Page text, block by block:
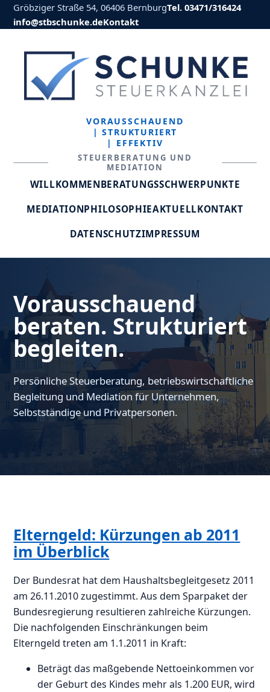
Gröbziger Straße 54, 06406 BernburgTel. 03471/316424
info@stbschunke.deKontakt
VORAUSSCHAUEND
| STRUKTURIERT
| EFFEKTIV
STEUERBERATUNG UND
MEDIATION
WILLKOMMENBERATUNGSSCHWERPUNKTE
MEDIATIONPHILOSOPHIEAKTUELLKONTAKT
DATENSCHUTZIMPRESSUM
Vorausschauend
beraten. Strukturiert
begleiten.
Persönliche Steuerberatung, betriebswirtschaftliche
Begleitung und Mediation für Unternehmen,
Selbstständige und Privatpersonen.
Elterngeld: Kürzungen ab 2011
im Überblick
Der Bundesrat hat dem Haushaltsbegleitgesetz 2011
am 26.11.2010 zugestimmt. Aus dem Sparpaket der
Bundesregierung resultieren zahlreiche Kürzungen.
Die nachfolgenden Einschränkungen beim
Elterngeld treten am 1.1.2011 in Kraft:
Beträgt das maßgebende Nettoeinkommen vor
der Geburt des Kindes mehr als 1.200 EUR, wird